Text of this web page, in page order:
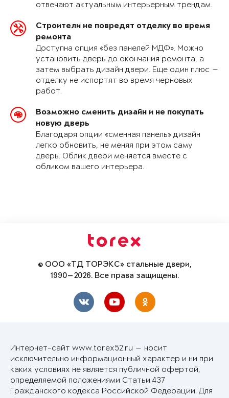
отвечают актуальным интерьерным трендам.
Строители не повредят отделку во время
ремонта
Доступна опция «без панелей МДФ». Можно
установить дверь до окончания ремонта, а
затем выбрать дизайн двери. Еще один плюс —
отделку не испортят во время черновых
работ.
Возможно сменить дизайн и не покупать
новую дверь
Благодаря опции «сменная панель» дизайн
легко обновить, не меняя при этом саму
дверь. Облик двери меняется вместе с
обликом вашего интерьера.
© ООО «ТД ТОРЭКС» стальные двери,
1990—2026. Все права защищены.
Интернет-сайт www.torex52.ru — носит
исключительно информационный характер и ни при
каких условиях не является публичной офертой,
определяемой положениями Статьи 437
Гражданского кодекса Российской Федерации. Для